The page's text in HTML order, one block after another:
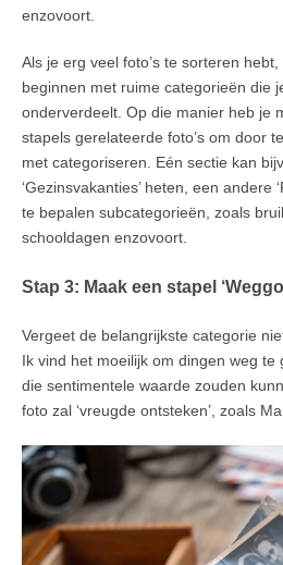
enzovoort.
Als je erg veel foto’s te sorteren
beginnen met ruime categorieën die
onderverdeelt. Op die manier heb je
stapels gerelateerde foto’s om door
met categoriseren. Eén sectie kan
‘Gezinsvakanties’ heten, een andere
te bepalen subcategorieën, zoals
schooldagen enzovoort.
Stap 3: Maak een stapel
Vergeet de belangrijkste categorie
Ik vind het moeilijk om dingen weg te
die sentimentele waarde zouden
foto zal ‘vreugde ontsteken’, zoals